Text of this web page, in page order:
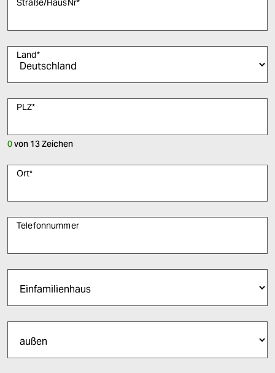
Straße/HausNr*
Land*
PLZ*
0von 13Zeichen
Ort*
Telefonnummer